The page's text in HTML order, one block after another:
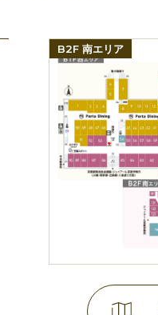
B2F 南エリア